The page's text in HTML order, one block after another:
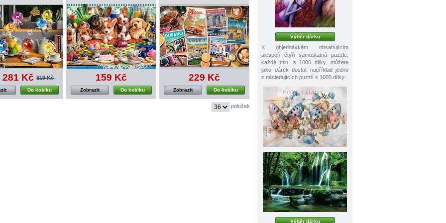
281 Kč 319 Kč
Do košíku
159 Kč
Do košíku
Zobrazit
229 Kč
Do košíku
Zobrazit
položek
Výběr dárku
K objednávkám obsahujícím
alespoň čtyři samostatná puzzle,
každé min. s 1000 dílky, můžete
jako dárek dostat například jedno
z následujících puzzlí s 1000 dílky:
Výběr dárku